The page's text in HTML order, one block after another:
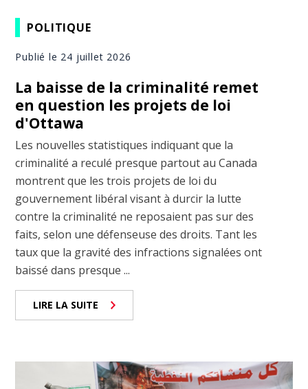
POLITIQUE
Publié le 24 juillet 2026
La baisse de la criminalité remet
en question les projets de loi
d'Ottawa
Les nouvelles statistiques indiquant que la
criminalité a reculé presque partout au Canada
montrent que les trois projets de loi du
gouvernement libéral visant à durcir la lutte
contre la criminalité ne reposaient pas sur des
faits, selon une défenseuse des droits. Tant les
taux que la gravité des infractions signalées ont
baissé dans presque ...
LIRE LA SUITE